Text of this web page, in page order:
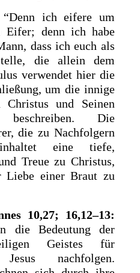
“Denn ich eifere um
Eifer; denn ich habe
dass ich euch als
die allein dem
verwendet hier die
um die innige
Christus und Seinen
Die
die zu Nachfolgern
eine tiefe,
Treue zu Christus,
Liebe einer Braut zu
10,27; 16,12–13:
die Bedeutung der
Geistes für
nachfolgen.